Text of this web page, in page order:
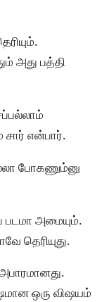
அது பத்தி
என்பார்.
போகணும்னு
படமா அமையும்.
தெரியுது.
ஒரு விஷயம்